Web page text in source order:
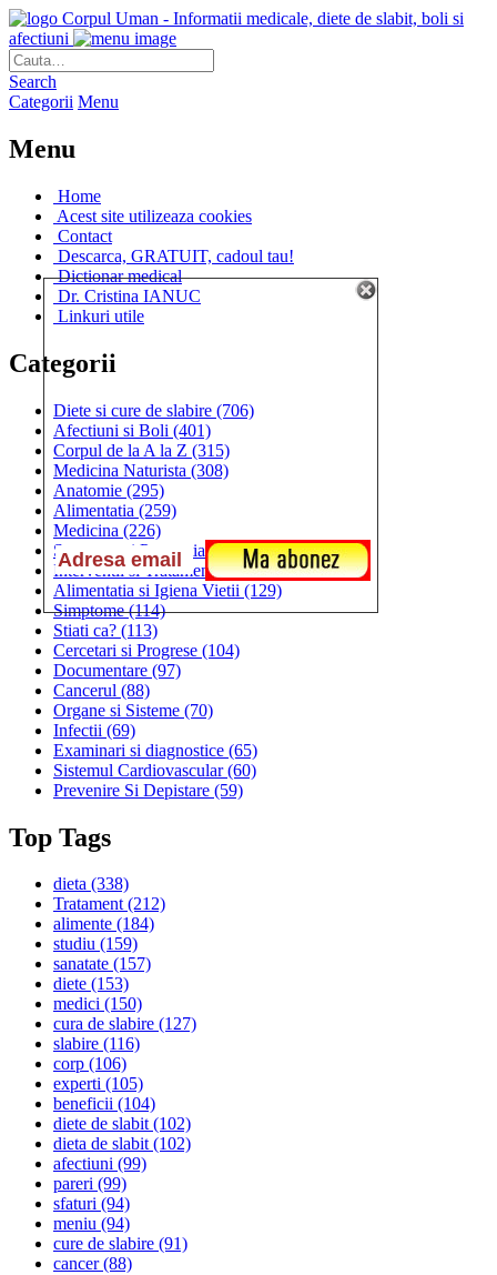
Corpul Uman - Informatii medicale, diete de slabit, boli si
afectiuni
Search
Categorii Menu
Menu
Home
Acest site utilizeaza cookies
Contact
Descarca, GRATUIT, cadoul tau!
Dictionar medical
Dr. Cristina IANUC
Linkuri utile
Categorii
Diete si cure de slabire (706)
Afectiuni si Boli (401)
Corpul de la A la Z (315)
Medicina Naturista (308)
Anatomie (295)
Alimentatia (259)
Medicina (226)
Sanatatea si Preventia(170)
Interventii si Tratamente(167)
Alimentatia si Igiena Vietii (129)
Simptome(114)
Stiati ca? (113)
Cercetari si Progrese (104)
Documentare (97)
Cancerul (88)
Organe si Sisteme (70)
Infectii (69)
Examinari si diagnostice (65)
Sistemul Cardiovascular(60)
Prevenire Si Depistare (59)
Top Tags
dieta (338)
Tratament(212)
alimente (184)
studiu (159)
sanatate (157)
diete (153)
medici (150)
cura de slabire (127)
slabire (116)
corp (106)
experti (105)
beneficii (104)
diete de slabit(102)
dieta de slabit(102)
afectiuni (99)
pareri (99)
sfaturi (94)
meniu (94)
cure de slabire (91)
cancer(88)